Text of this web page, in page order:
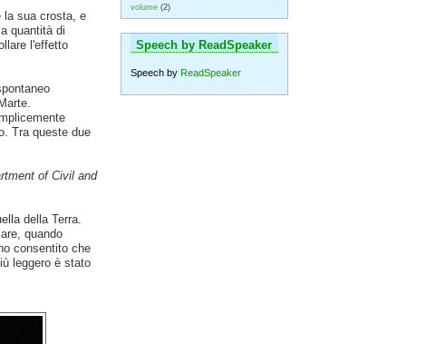
volume (2)
Speech by ReadSpeaker
Speech by ReadSpeaker
la sua crosta, e
quantità di
l'effetto
Tra queste due
of Civil and
della Terra.
quando
consentito che
leggero è stato